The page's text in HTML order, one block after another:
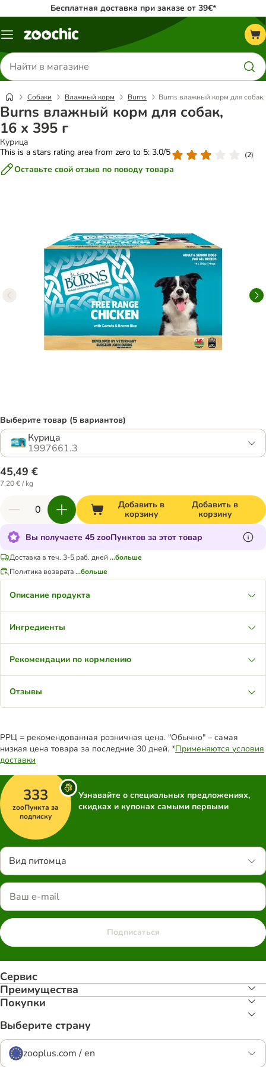
Бесплатная доставка при заказе от 39€*
Каталог
Поиск
товаров
Собаки Влажный корм Burns Burns влажный корм для собак,
Burns влажный корм для собак,
16 x 395 г
Курица
This is a stars rating area from zero to 5: 3.0/5
(2)
Оставьте свой отзыв по поводу товара
Выберите товар (5 вариантов)
Курица
1997661.3
45,49 €
7,20 € / kg
Добавить в
корзину
Добавить в
корзину
Вы получаете 45 zooПунктов за этот товар
Доставка в теч. 3-5 раб. дней ...больше
Политика возврата...больше
Описание продукта
Ингредиенты
Рекомендации по кормлению
Отзывы
РРЦ = рекомендованная розничная цена. "Обычно" – самая
низкая цена товара за последние 30 дней. *Применяются условия
доставки
333
zooПункта за
подписку
Узнавайте о специальных предложениях,
скидках и купонах самыми первыми
Вид питомца
Подписаться
Сервис
Преимуществa
Покупки
Выберите страну
zooplus.com / en